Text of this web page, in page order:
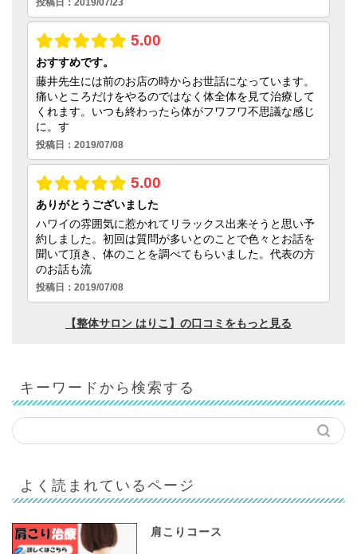
キーワードから検索する
よく読まれているページ
肩こりコース